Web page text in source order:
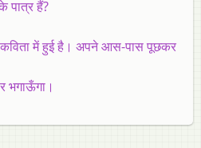
पात्र हैं?
में हुई है। अपने आस-पास पूछकर
भगाऊँगा।